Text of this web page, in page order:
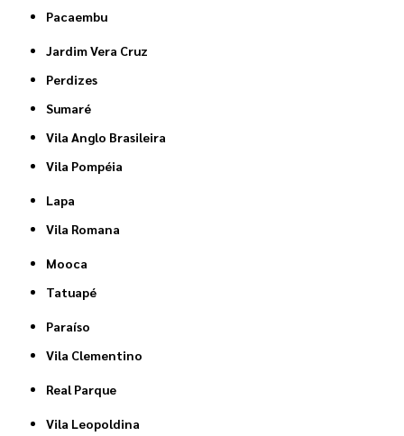
Pacaembu
Jardim Vera Cruz
Perdizes
Sumaré
Vila Anglo Brasileira
Vila Pompéia
Lapa
Vila Romana
Mooca
Tatuapé
Paraíso
Vila Clementino
Real Parque
Vila Leopoldina